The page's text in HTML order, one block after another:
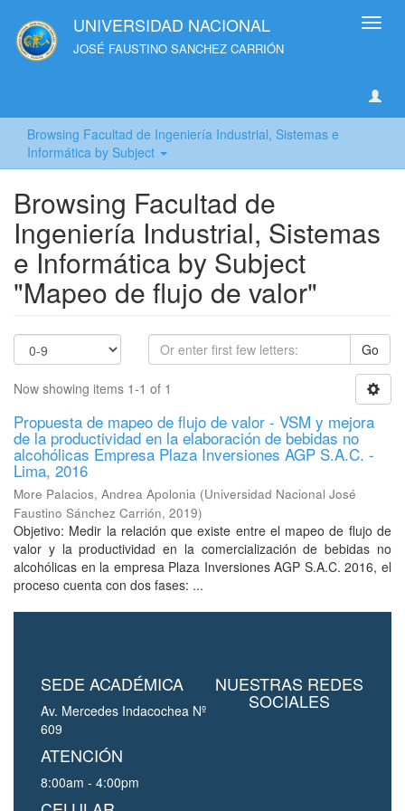
UNIVERSIDAD NACIONAL
JOSÉ FAUSTINO SANCHEZ CARRIÓN
Browsing Facultad de Ingeniería Industrial, Sistemas e
Informática by Subject
Browsing Facultad de
Ingeniería Industrial, Sistemas
e Informática by Subject
"Mapeo de flujo de valor"
Go
Now showing items 1-1 of 1
Propuesta de mapeo de flujo de valor - VSM y mejora
de la productividad en la elaboración de bebidas no
alcohólicas Empresa Plaza Inversiones AGP S.A.C. -
Lima, 2016
More Palacios, Andrea Apolonia (Universidad Nacional José
Faustino Sánchez Carrión, 2019)
Objetivo: Medir la relación que existe entre el mapeo de flujo de
valor y la productividad en la comercialización de bebidas no
alcohólicas en la empresa Plaza Inversiones AGP S.A.C. 2016, el
proceso cuenta con dos fases: ...
SEDE ACADÉMICA
Av. Mercedes Indacochea Nº
609
ATENCIÓN
8:00am - 4:00pm
NUESTRAS REDES
SOCIALES